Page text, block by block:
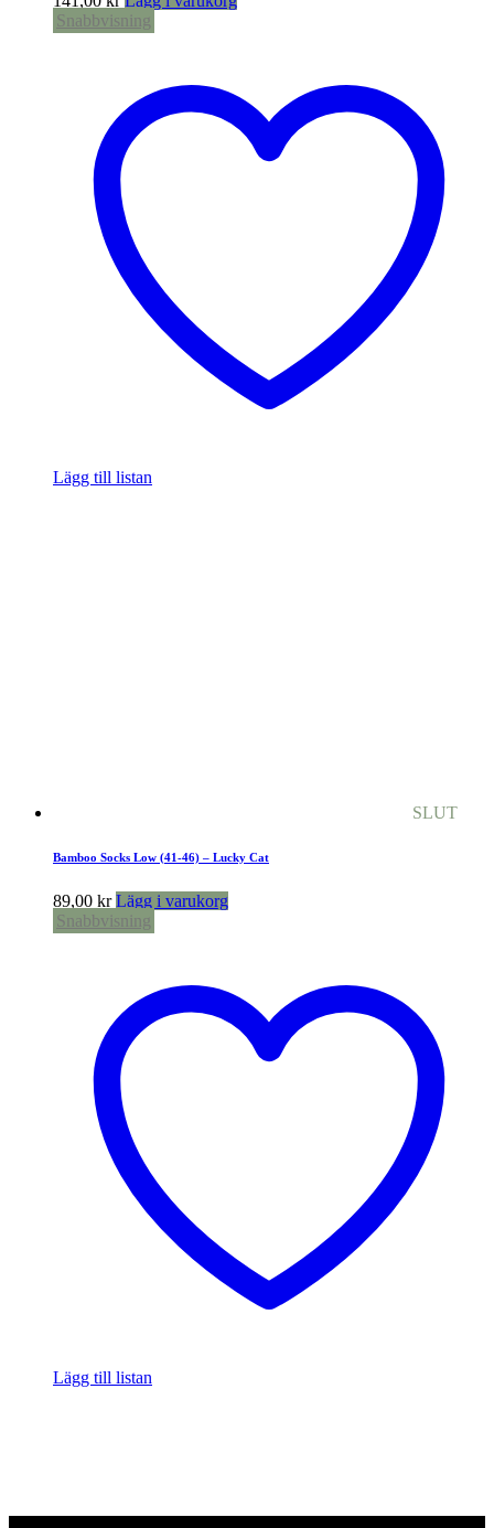
Snabbvisning
Lägg till listan
SLUT
Bamboo Socks Low (41-46) – Lucky Cat
89,00 kr Lägg i varukorg
Snabbvisning
Lägg till listan